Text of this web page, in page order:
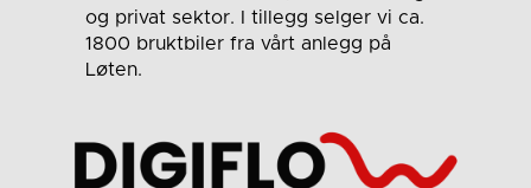
og privat sektor. I tillegg selger vi ca.
1800 bruktbiler fra vårt anlegg på
Løten.